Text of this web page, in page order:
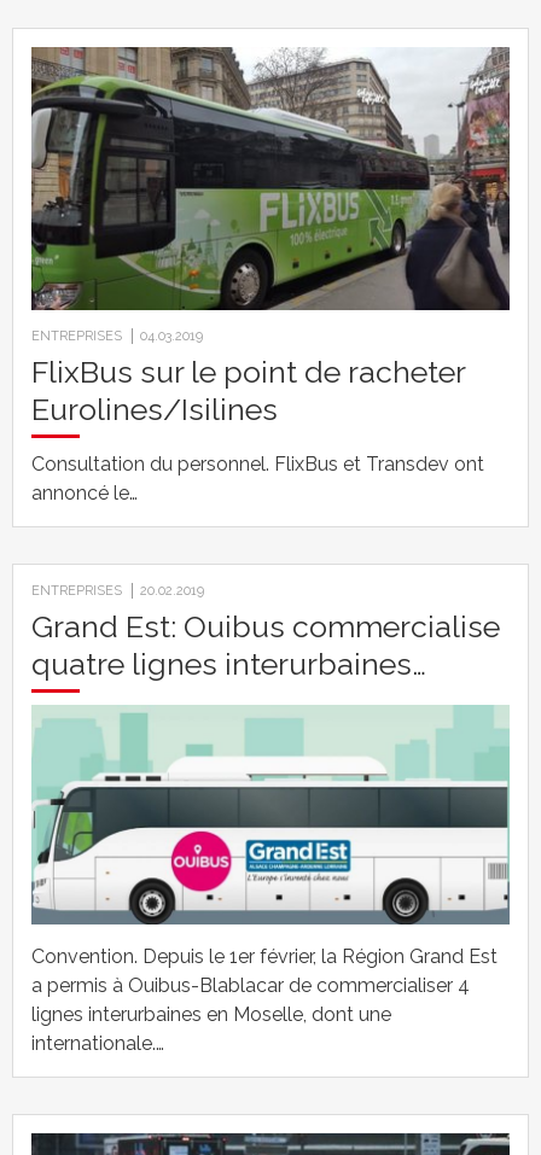
ENTREPRISES 04.03.2019
FlixBus sur le point de racheter
Eurolines/Isilines
Consultation du personnel. FlixBus et Transdev ont
annoncé le…
ENTREPRISES 20.02.2019
Grand Est: Ouibus commercialise
quatre lignes interurbaines…
Convention. Depuis le 1er février, la Région Grand Est
a permis à Ouibus-Blablacar de commercialiser 4
lignes interurbaines en Moselle, dont une
internationale.…